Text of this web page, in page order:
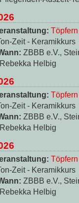
Töpfern
Zeit - Keramikkurs
ZBBB e.V.,
Rebekka Helbig
Töpfern
Zeit - Keramikkurs
ZBBB e.V.,
Rebekka Helbig
Töpfern
Zeit - Keramikkurs
ZBBB e.V.,
Rebekka Helbig